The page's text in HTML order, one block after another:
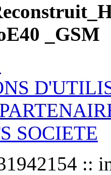
_GSM
SOCIETE
::